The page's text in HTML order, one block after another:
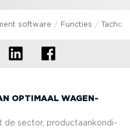
software Functies
OPTIMAAL WAGEN­
de sector, product­aan­kon­di­